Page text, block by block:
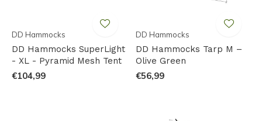
DD Hammocks
DD Hammocks SuperLight
- XL - Pyramid Mesh Tent
€104,99
DD Hammocks
DD Hammocks Tarp M –
Olive Green
€56,99